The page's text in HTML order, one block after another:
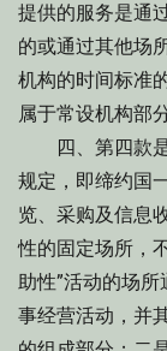
提供的服务是通
的或通过其他场
机构的时间标准
属于常设机构部
四、第四款是
规定，即缔约国
览、采购及信息
性的固定场所，
助性”活动的场
事经营活动，并